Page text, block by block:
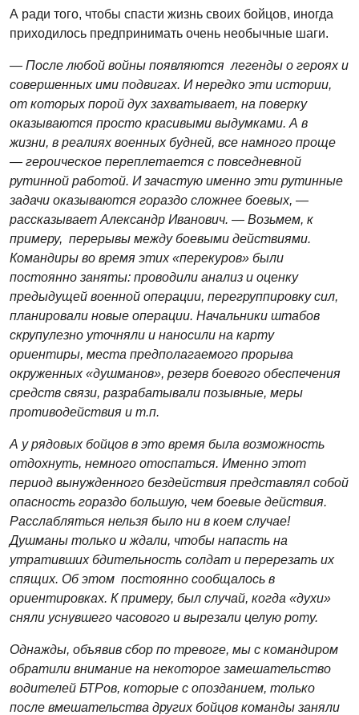
А ради того, чтобы спасти жизнь своих бойцов, иногда
приходилось предпринимать очень необычные шаги.
— После любой войны появляются легенды о героях и
совершенных ими подвигах. И нередко эти истории,
от которых порой дух захватывает, на поверку
оказываются просто красивыми выдумками. А в
жизни, в реалиях военных будней, все намного проще
— героическое переплетается с повседневной
рутинной работой. И зачастую именно эти рутинные
задачи оказываются гораздо сложнее боевых, —
рассказывает Александр Иванович. — Возьмем, к
примеру, перерывы между боевыми действиями.
Командиры во время этих «перекуров» были
постоянно заняты: проводили анализ и оценку
предыдущей военной операции, перегруппировку сил,
планировали новые операции. Начальники штабов
скрупулезно уточняли и наносили на карту
ориентиры, места предполагаемого прорыва
окруженных «душманов», резерв боевого обеспечения
средств связи, разрабатывали позывные, меры
противодействия и т.п.
А у рядовых бойцов в это время была возможность
отдохнуть, немного отоспаться. Именно этот
период вынужденного бездействия представлял собой
опасность гораздо большую, чем боевые действия.
Расслабляться нельзя было ни в коем случае!
Душманы только и ждали, чтобы напасть на
утративших бдительность солдат и перерезать их
спящих. Об этом постоянно сообщалось в
ориентировках. К примеру, был случай, когда «духи»
сняли уснувшего часового и вырезали целую роту.
Однажды, объявив сбор по тревоге, мы с командиром
обратили внимание на некоторое замешательство
водителей БТРов, которые с опозданием, только
после вмешательства других бойцов команды заняли